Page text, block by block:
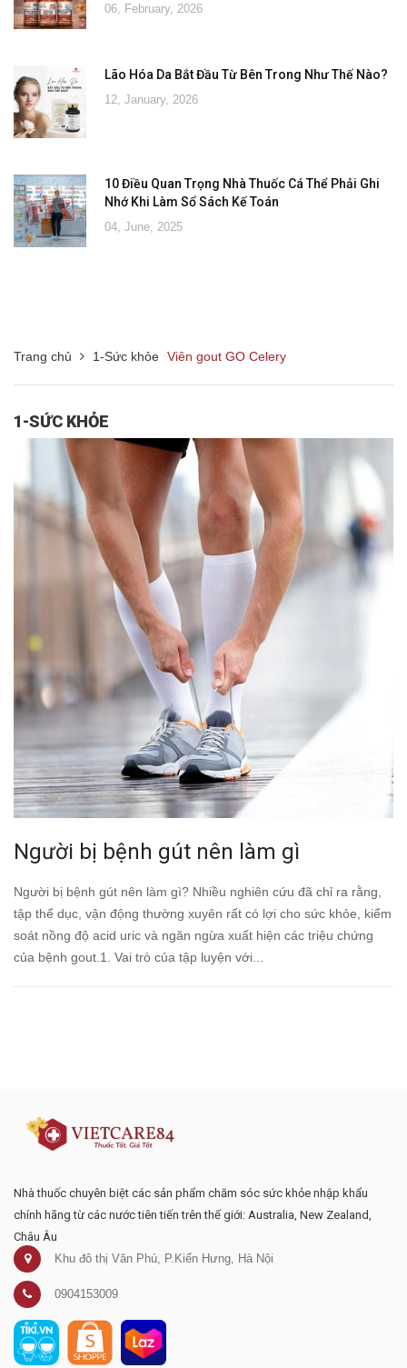
06, February, 2026
Lão Hóa Da Bắt Đầu Từ Bên Trong Như Thế Nào?
12, January, 2026
10 Điều Quan Trọng Nhà Thuốc Cá Thể Phải Ghi
Nhớ Khi Làm Sổ Sách Kế Toán
04, June, 2025
Trang chủ 1-Sức khỏe Viên gout GO Celery
1-SỨC KHỎE
Người bị bệnh gút nên làm gì
Người bị bệnh gút nên làm gì? Nhiều nghiên cứu đã chỉ ra rằng,
tập thể dục, vận động thường xuyên rất có lợi cho sức khỏe, kiểm
soát nồng độ acid uric và ngăn ngừa xuất hiện các triệu chứng
của bệnh gout.1. Vai trò của tập luyện với...
Nhà thuốc chuyên biệt các sản phẩm chăm sóc sức khỏe nhập khẩu
chính hãng từ các nước tiên tiến trên thế giới: Australia, New Zealand,
Châu Âu
Khu đô thị Văn Phú, P.Kiến Hưng, Hà Nội
0904153009